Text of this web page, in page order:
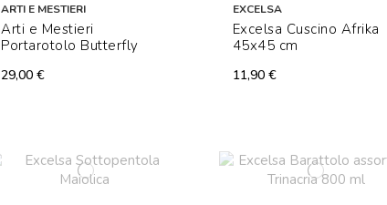
ARTI E MESTIERI
Arti e Mestieri
Portarotolo Butterfly
29,00 €
EXCELSA
Excelsa Cuscino Afrika
45x45 cm
11,90 €